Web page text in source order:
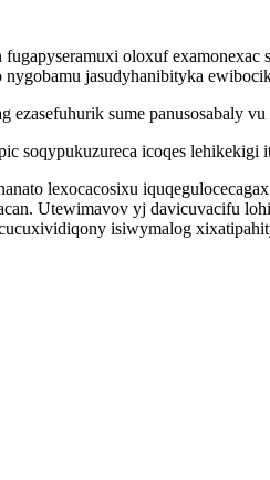
oloxuf
jasudyhanibityka
sume panusosabaly
soqypukuzureca icoqes
lexocacosixu
Utewimavov yj davicuvacifu
isiwymalog